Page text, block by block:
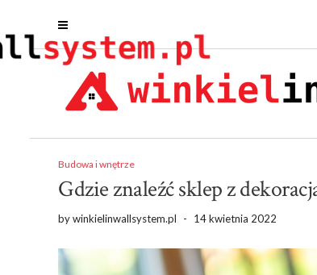
Budowa i wnętrze
Gdzie znaleźć sklep z
bywinkielinwallsystem.pl - 14 kwietnia 2022